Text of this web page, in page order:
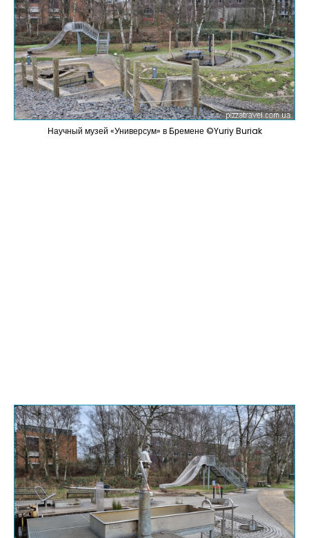
Научный музей «Универсум» в Бремене ©Yuriy Buriak